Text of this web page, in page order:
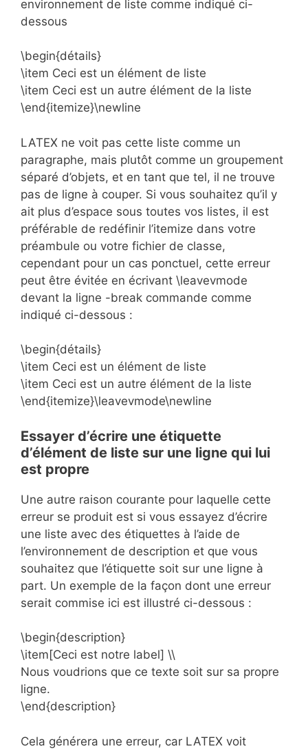
environnement de liste comme indiqué ci-
dessous
\begin{détails}
\item Ceci est un élément de liste
\item Ceci est un autre élément de la liste
\end{itemize}\newline
LATEX ne voit pas cette liste comme un
paragraphe, mais plutôt comme un groupement
séparé d’objets, et en tant que tel, il ne trouve
pas de ligne à couper. Si vous souhaitez qu’il y
ait plus d’espace sous toutes vos listes, il est
préférable de redéfinir l’itemize dans votre
préambule ou votre fichier de classe,
cependant pour un cas ponctuel, cette erreur
peut être évitée en écrivant \leavevmode
devant la ligne -break commande comme
indiqué ci-dessous :
\begin{détails}
\item Ceci est un élément de liste
\item Ceci est un autre élément de la liste
\end{itemize}\leavevmode\newline
Essayer d’écrire une étiquette
d’élément de liste sur une ligne qui lui
est propre
Une autre raison courante pour laquelle cette
erreur se produit est si vous essayez d’écrire
une liste avec des étiquettes à l’aide de
l’environnement de description et que vous
souhaitez que l’étiquette soit sur une ligne à
part. Un exemple de la façon dont une erreur
serait commise ici est illustré ci-dessous :
\begin{description}
\item[Ceci est notre label] \\
Nous voudrions que ce texte soit sur sa propre
ligne.
\end{description}
Cela générera une erreur, car LATEX voit